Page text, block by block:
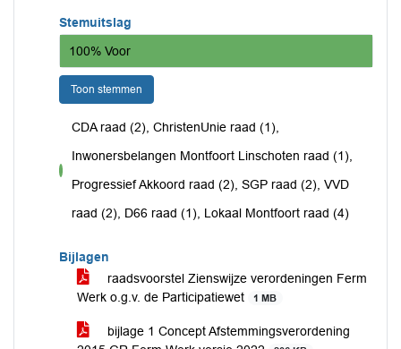
Stemuitslag
100% Voor
Toon stemmen
voor
CDA raad (2), ChristenUnie raad (1),
Inwonersbelangen Montfoort Linschoten raad (1),
Progressief Akkoord raad (2), SGP raad (2), VVD
raad (2), D66 raad (1), Lokaal Montfoort raad (4)
Bijlagen
raadsvoorstel Zienswijze verordeningen Ferm
Werk o.g.v. de Participatiewet
1 MB
bijlage 1 Concept Afstemmingsverordening